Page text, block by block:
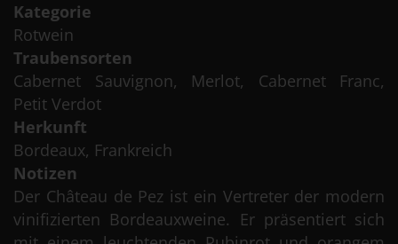
Kategorie
Rotwein
Traubensorten
Cabernet Sauvignon, Merlot, Cabernet Franc,
Petit Verdot
Herkunft
Bordeaux, Frankreich
Notizen
Der Château de Pez ist ein Vertreter der modern
vinifizierten Bordeauxweine. Er präsentiert sich